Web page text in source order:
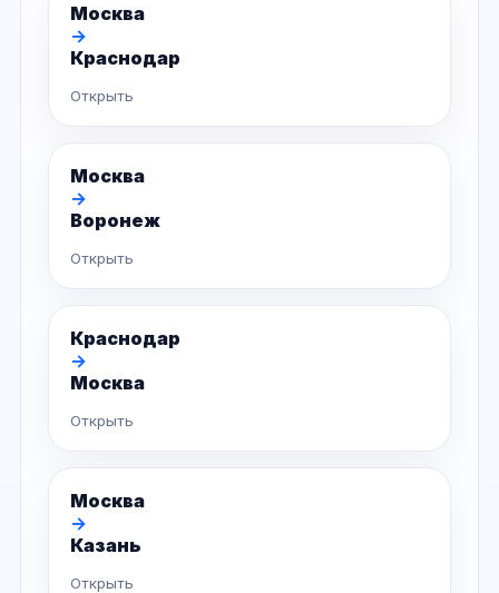
Москва
→
Краснодар
Открыть
Москва
→
Воронеж
Открыть
Краснодар
→
Москва
Открыть
Москва
→
Казань
Открыть